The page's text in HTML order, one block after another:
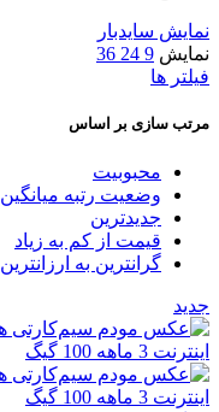
نمایش سایدبار
نمایش 9
24
36
فیلتر ها
مرتب سازی بر اساس
محبوبیت
وضعیت رتبه میانگین
جدیدترین
قیمت از کم به زیاد
گرانترین به ارزانترین
جدید